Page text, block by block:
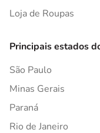
Loja de Roupas
Principais estados
São Paulo
Minas Gerais
Paraná
Rio de Janeiro